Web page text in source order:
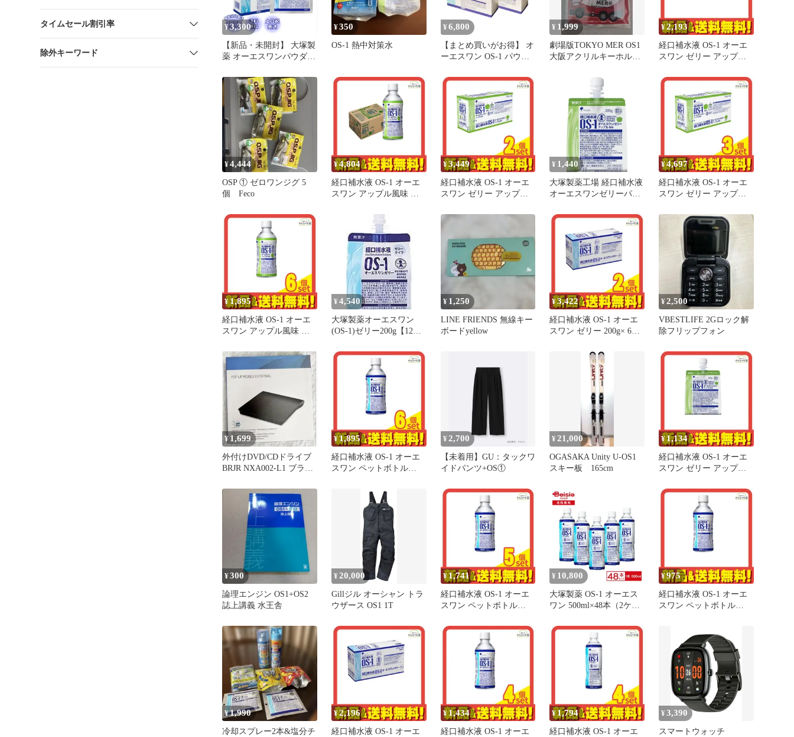
タイムセール割引率
除外キーワード
¥3,300
【新品・未開封】 大塚製
薬 オーエスワンパウダー
イプ 500ml用×10袋【１
箱】
¥350
OS-1 熱中対策水
¥ 6,800
【まとめ買いがお得】 オ
ーエスワン OS-1 パウダ
大塚製薬工場 病用者食品
脱水 携帯用 海外渡航 災
害備蓄 熱中症 粉 経口補
¥ 1,999
劇場版TOKYO MER OS1
大阪アクリルキーホルダ
¥2,193
経口補水液 OS-1 オーエ
スワン ゼリー アップル
¥4,444
OSP ① ゼロワンジグ 5
個 Feco
¥4,804
経口補水液 OS-1 オーエ
スワン アップル風味 ペ
¥3,449
経口補水液 OS-1 オーエ
スワン ゼリー アップル
ト まとめ売り
¥ 1,440
大塚製薬工場 経口補水液
オーエスワンゼリーパウ
袋
¥4,697
経口補水液 OS-1 オーエ
スワン ゼリー アップル
ト まとめ売り
¥1,895
経口補水液 OS-1 オーエ
スワン アップル風味 ペ
ット まとめ売り
¥ 4,540
大塚製薬オーエスワン
(OS-1)ゼリー200g【12個
¥ 1,250
LINE FRIENDS 無線キー
ボードyellow
¥3,422
経口補水液 OS-1 オーエ
スワン ゼリー 200g× 6袋
¥2,500
VBESTLIFE 2Gロック解
除フリップフォン
¥ 1,699
外付けDVD/CDドライブ
BRJR NXA002-L1 ブラッ
¥1,895
経口補水液 OS-1 オーエ
スワン ペットボトル
¥2,700
【未着用】GU：タックワ
イドパンツ+OS①
¥ 21,000
OGASAKA Unity U-OS1
スキー板 165cm
¥1,134
経口補水液 OS-1 オーエ
スワン ゼリー アップル
¥300
論理エンジン OS1+OS2
誌上講義 水王舎
¥ 20,000
Gillジル オーシャン トラ
ウザース OS1 1T
¥1,741
経口補水液 OS-1 オーエ
スワン ペットボトル
売り
¥ 10,800
大塚製薬 OS-1 オーエス
ワン 500ml×48本（2ケー
状 熱中症
¥975
経口補水液 OS-1 オーエ
スワン ペットボトル
¥1,990
冷却スプレー2本&塩分チ
¥2,196
経口補水液 OS-1 オーエ
¥1,434
経口補水液 OS-1 オーエ
¥1,794
経口補水液 OS-1 オーエ
¥3,390
スマートウォッチ